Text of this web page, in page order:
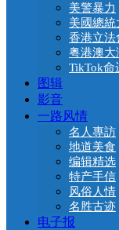
美警暴力
美國總統
香港立法
粤港澳大
TikTok命
图辑
影音
一路风情
名人專訪
地道美食
编辑精选
特产手信
风俗人情
名胜古迹
电子报